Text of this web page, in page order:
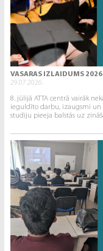
VASARAS IZLAIDUMS 2026
29.07.2026.
8. jūlijā ATTA centrā vairāk
ieguldīto darbu, izaugsmi un
studiju pieeja balstās uz